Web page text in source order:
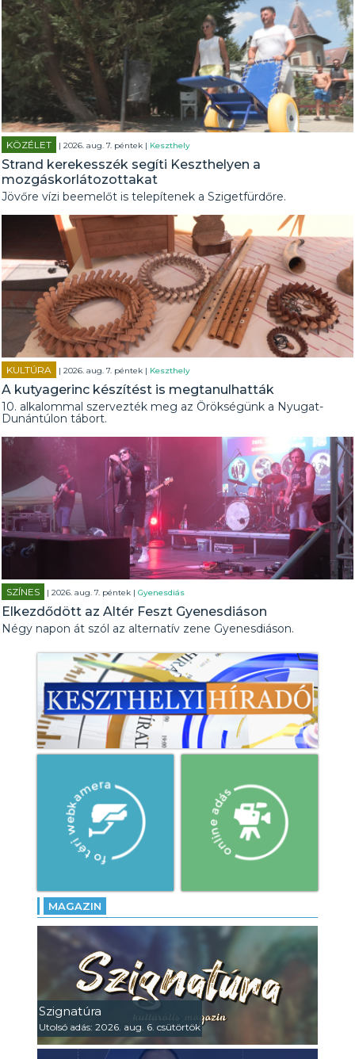
KÖZÉLET | 2026. aug. 7. péntek | Keszthely
Strand kerekesszék segíti Keszthelyen a
mozgáskorlátozottakat
Jövőre vízi beemelőt is telepítenek a Szigetfürdőre.
KULTÚRA | 2026. aug. 7. péntek | Keszthely
A kutyagerinc készítést is megtanulhatták
10. alkalommal szervezték meg az Örökségünk a Nyugat-
Dunántúlon tábort.
SZÍNES | 2026. aug. 7. péntek |Gyenesdiás
Elkezdődött az Altér Feszt Gyenesdiáson
Négy napon át szól az alternatív zene Gyenesdiáson.
MAGAZIN
Szignatúra
Utolsó adás: 2026. aug. 6. csütörtök